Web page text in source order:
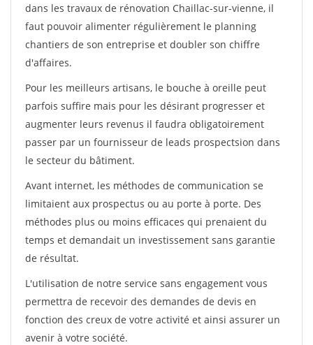
dans les travaux de rénovation Chaillac-sur-vienne, il
faut pouvoir alimenter régulièrement le planning
chantiers de son entreprise et doubler son chiffre
d'affaires.
Pour les meilleurs artisans, le bouche à oreille peut
parfois suffire mais pour les désirant progresser et
augmenter leurs revenus il faudra obligatoirement
passer par un fournisseur de leads prospectsion dans
le secteur du bâtiment.
Avant internet, les méthodes de communication se
limitaient aux prospectus ou au porte à porte. Des
méthodes plus ou moins efficaces qui prenaient du
temps et demandait un investissement sans garantie
de résultat.
L'utilisation de notre service sans engagement vous
permettra de recevoir des demandes de devis en
fonction des creux de votre activité et ainsi assurer un
avenir à votre société.